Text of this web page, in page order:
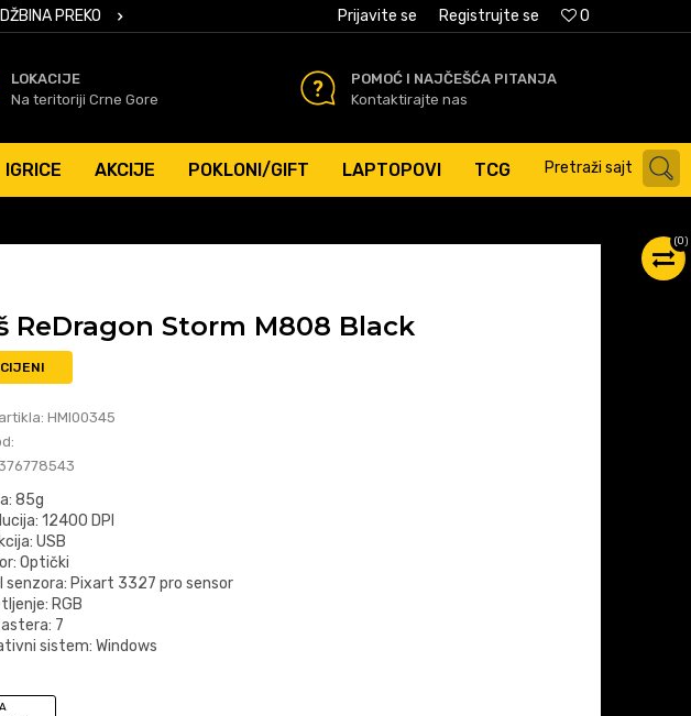
PREKO 50 EURSIGURNO PLAĆANJE PLATNIM KARTICAMA 0
Prijavite se Registrujte se
LOKACIJE
Na teritoriji Crne Gore
POMOĆ I NAJČEŠĆA PITANJA
Kontaktirajte nas
IGRICE AKCIJE POKLONI/GIFT LAPTOPOVI TCG Pretraži sajt
(0)
ReDragon Storm M808 Black
HMI00345
85g
12400 DPI
USB
Optički
senzora: Pixart 3327 pro sensor
RGB
7
sistem: Windows